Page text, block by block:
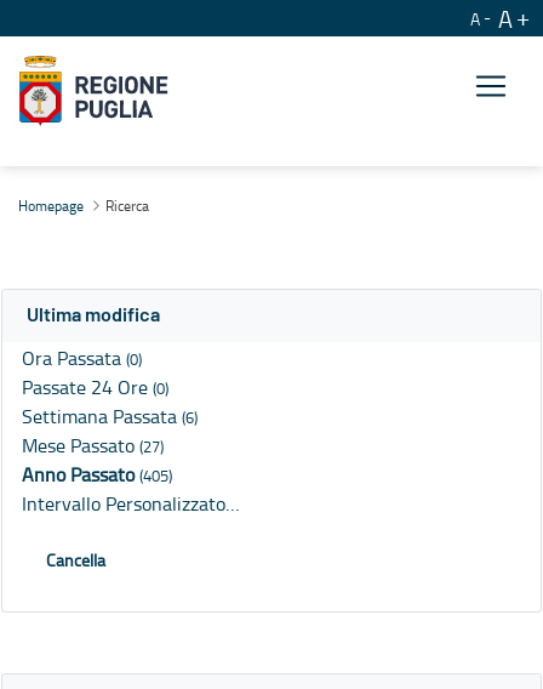
A A
Homepage Ricerca
Ultima modifica
Ora Passata (0)
Passate 24 Ore (0)
Settimana Passata (6)
Mese Passato (27)
Anno Passato(405)
Intervallo Personalizzato…
Cancella